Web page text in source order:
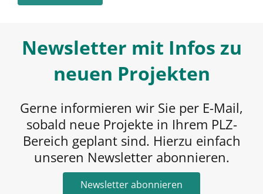
Newsletter mit Infos zu
neuen Projekten
Gerne informieren wir Sie per E-Mail,
sobald neue Projekte in Ihrem PLZ-
Bereich geplant sind. Hierzu einfach
unseren Newsletter abonnieren.
Newsletter abonnieren